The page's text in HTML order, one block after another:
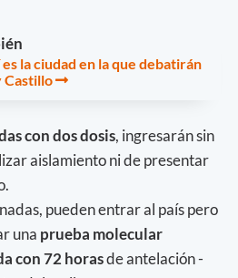
la ciudad en la que debatirán
Castillo
con dos dosis, ingresarán sin
aislamiento ni de presentar
pueden entrar al país pero
una prueba molecular
con 72 horasde antelación -